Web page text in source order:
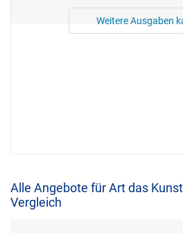
Weitere Ausgaben
Alle Angebote für Art das
Vergleich